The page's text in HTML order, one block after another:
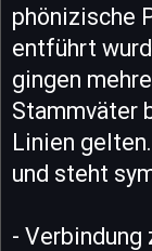
phönizische
entführt
gingen
Stammväter
Linien
und steht
- Verbindung